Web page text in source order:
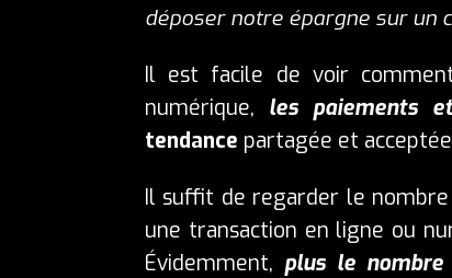
déposer notre épargne sur un
Il est facile de voir
numérique, les paiements
tendance partagée et
Il suffit de regarder le
une transaction en ligne ou
Évidemment, plus le